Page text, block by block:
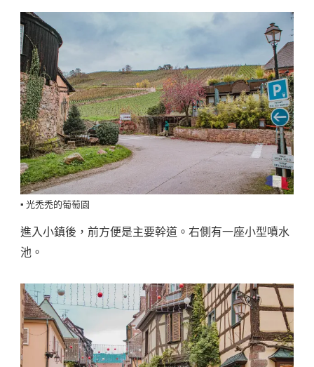
▪️ 光禿禿的葡萄園
進入小鎮後，前方便是主要幹道。右側有一座小型噴水
池。